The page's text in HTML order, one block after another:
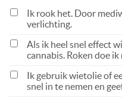
Ik rook het. Door
verlichting.
Als ik heel snel effect
cannabis. Roken doe ik
Ik gebruik wietolie of
snel in te nemen en